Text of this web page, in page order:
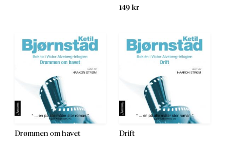
149 kr
Drømmen om havet Drift